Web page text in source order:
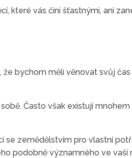
které vás činí šťastnými, ani
bychom měli věnovat svůj
Často však existují
zemědělstvím pro vlastní
podobně významného ve vaší